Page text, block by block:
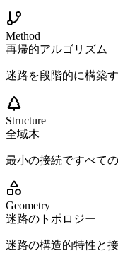
Method
再帰的アルゴリズム
迷路を段階的に構築
Structure
全域木
最小の接続ですべて
Geometry
迷路のトポロジー
迷路の構造的特性と